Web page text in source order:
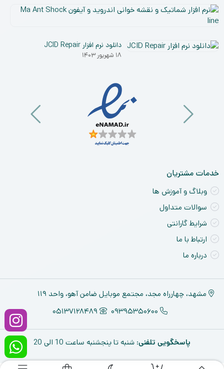
دانلود نرم افزار JCID Repair
۱۸ شهریور ۱۴۰۳
خدمات مشتریان
وبلاگ و آموزش ها
سوالات متداول
شرایط گارانتی
ارتباط با ما
درباره ما
مشهد، چهارراه مجد، مجتمع موبایل ضامن آهو، واحد ۱۱۹
09395350600
05137128489
پاسخگویی تلفنی: شنبه تا پنجشنبه ساعت 10 الی 20